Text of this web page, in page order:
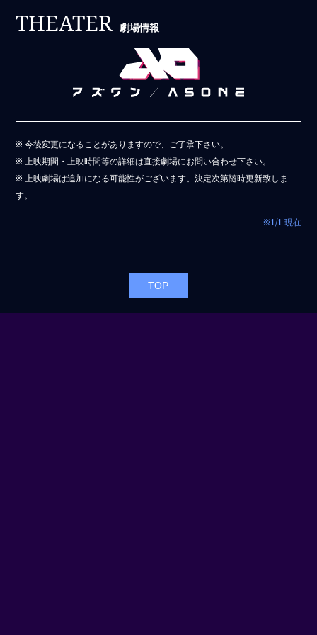
THEATER 劇場情報
※ 今後変更になることがありますので、ご了承下さい。
※ 上映期間・上映時間等の詳細は直接劇場にお問い合わせ下さい。
※ 上映劇場は追加になる可能性がございます。決定次第随時更新致しま
す。
※1/1 現在
TOP